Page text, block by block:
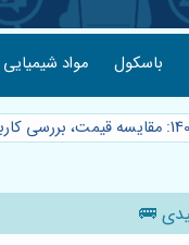
باسکول مواد شیمیایی